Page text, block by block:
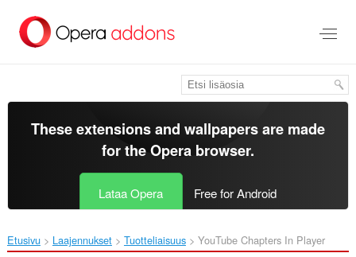
pääsisältöön
These extensions and wallpapers are made
for theOpera browser.
Lataa Opera Free for Android
Etusivu Laajennukset Tuotteliaisuus YouTube Chapters In Player‎